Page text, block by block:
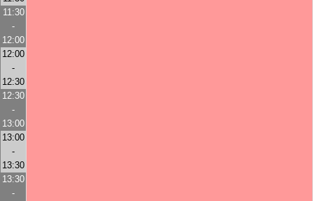
11:30
-
12:00
12:00
-
12:30
12:30
-
13:00
13:00
-
13:30
13:30
-